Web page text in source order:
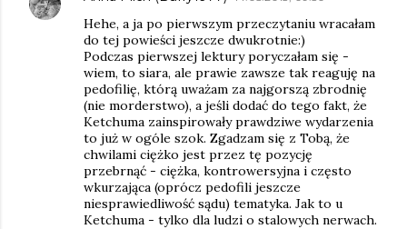
Hehe, a ja po pierwszym przeczytaniu wracałam
do tej powieści jeszcze dwukrotnie:)
Podczas pierwszej lektury poryczałam się -
wiem, to siara, ale prawie zawsze tak reaguję na
pedofilię, którą uważam za najgorszą zbrodnię
(nie morderstwo), a jeśli dodać do tego fakt, że
Ketchuma zainspirowały prawdziwe wydarzenia
to już w ogóle szok. Zgadzam się z Tobą, że
chwilami ciężko jest przez tę pozycję
przebrnąć - ciężka, kontrowersyjna i często
wkurzająca (oprócz pedofili jeszcze
niesprawiedliwość sądu) tematyka. Jak to u
Ketchuma - tylko dla ludzi o stalowych nerwach.